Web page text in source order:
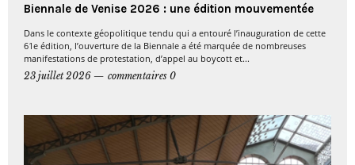
Biennale de Venise 2026 : une édition mouvementée
Dans le contexte géopolitique tendu qui a entouré l’inauguration de cette
61e édition, l’ouverture de la Biennale a été marquée de nombreuses
manifestations de protestation, d’appel au boycott et...
23 juillet 2026
commentaires 0